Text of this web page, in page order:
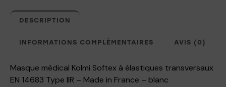
DESCRIPTION
INFORMATIONS COMPLÉMENTAIRES AVIS (0)
Masque médical Kolmi Softex à élastiques transversaux
EN 14683 Type IIR – Made in France – blanc